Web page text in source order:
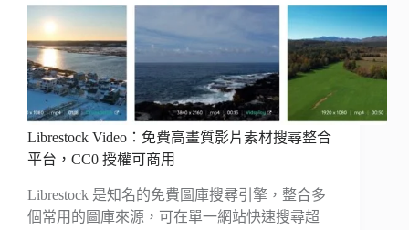
Librestock Video：免費高畫質影片素材搜尋整合
平台，CC0 授權可商用
Librestock 是知名的免費圖庫搜尋引擎，整合多
個常用的圖庫來源，可在單一網站快速搜尋超